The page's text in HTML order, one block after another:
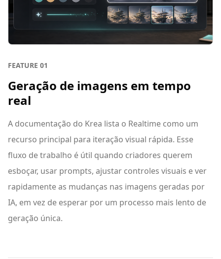
FEATURE 01
Geração de imagens em tempo
real
A documentação do Krea lista o Realtime como um
recurso principal para iteração visual rápida. Esse
fluxo de trabalho é útil quando criadores querem
esboçar, usar prompts, ajustar controles visuais e ver
rapidamente as mudanças nas imagens geradas por
IA, em vez de esperar por um processo mais lento de
geração única.